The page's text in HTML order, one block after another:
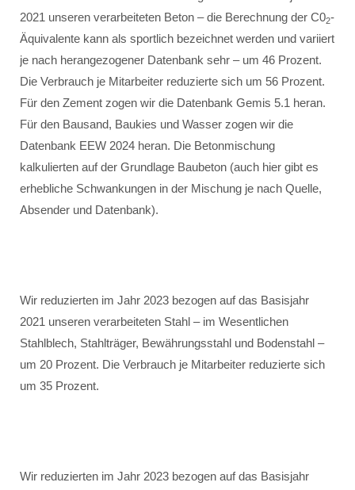
2021 unseren verarbeiteten Beton – die Berechnung der C02-
Äquivalente kann als sportlich bezeichnet werden und variiert
je nach herangezogener Datenbank sehr – um 46 Prozent.
Die Verbrauch je Mitarbeiter reduzierte sich um 56 Prozent.
Für den Zement zogen wir die Datenbank Gemis 5.1 heran.
Für den Bausand, Baukies und Wasser zogen wir die
Datenbank EEW 2024 heran. Die Betonmischung
kalkulierten auf der Grundlage Baubeton (auch hier gibt es
erhebliche Schwankungen in der Mischung je nach Quelle,
Absender und Datenbank).
Wir reduzierten im Jahr 2023 bezogen auf das Basisjahr
2021 unseren verarbeiteten Stahl – im Wesentlichen
Stahlblech, Stahlträger, Bewährungsstahl und Bodenstahl –
um 20 Prozent. Die Verbrauch je Mitarbeiter reduzierte sich
um 35 Prozent.
Wir reduzierten im Jahr 2023 bezogen auf das Basisjahr